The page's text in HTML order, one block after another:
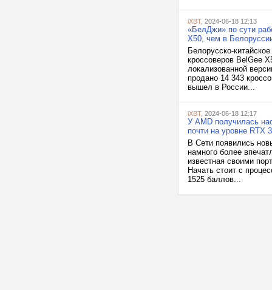
iXBT, 2024-06-18 12:13
«БелДжи» по сути
X50, чем в
Белорусско-
кроссоверов BelGee
локализованной
продано 14 343
вышел в России...
iXBT, 2024-06-18 12:17
У AMD получилась
почти на уровне RTX
В Сети появились
намного более
известная своими
Начать стоит с
1525 баллов...